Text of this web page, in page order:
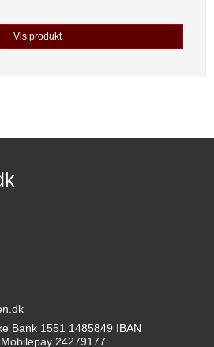
Vis produkt
Bank 1551 1485849 IBAN
24279177